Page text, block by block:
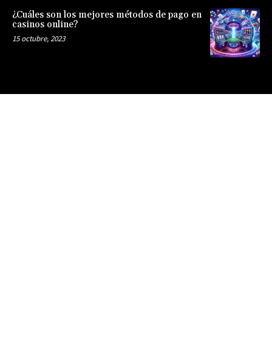
¿Cuáles son los mejores métodos de pago en
casinos online?
15 octubre, 2023